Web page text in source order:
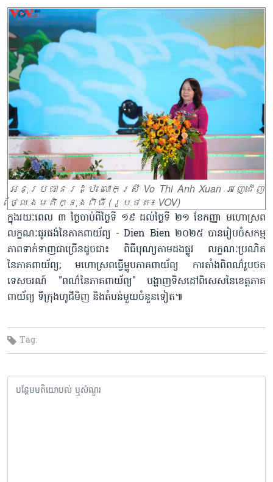
អនុប្រធានរដ្ឋ លោកស្រី Vo Thi Anh Xuan អញ្ជើញ
ថ្លែងមតិក្នុងពិធី (រូបថត៖ VOV)
ក្នុងរយៈពេល ៣ ថ្ងៃចាប់ពីថ្ងៃទី ១៩ ដល់ថ្ងៃទី ២១ ខែកញ្ញា មហោស្រព
លក្ខណៈផូរផង់នៃភាគពាយ័ព្យ - Dien Bien ២០២៥ បានរៀបចំសកម្ម
ភាពទាក់ទាញជាច្រើនដូចជា៖ ពិធីបុណ្យតាមដងផ្លូវ លក្ខណៈប្រណិត
នៃភាគពាយ័ព្យ; មហោស្រពធ្វើម្ហូបភាគពាយ័ព្យ ការតាំងពិពណ៌រូបថត
ទេសចរណ៍ "ពណ៌នៃភាគពាយ័ព្យ" បង្ហាញទិសដៅពិសេសនៃខេត្តភាគ
ពាយ័ព្យ ទីក្រុងហូជីមិញ និងតំបន់មួយចំនួនទៀត៕
Tag: